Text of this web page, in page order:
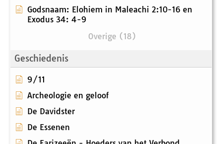
Godsnaam: Elohiem in Maleachi 2:10-16 en
Exodus 34: 4-9
Overige (18)
Geschiedenis
9/11
Archeologie en geloof
De Davidster
De Essenen